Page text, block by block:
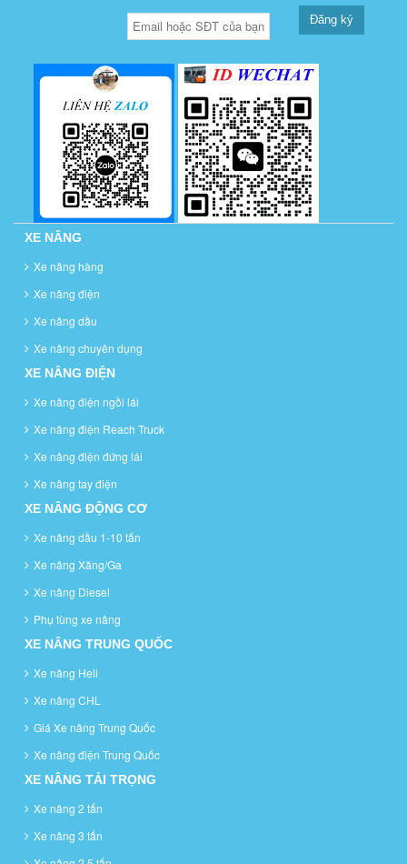
Đăng ký
XE NÂNG
Xe nâng hàng
Xe nâng điện
Xe nâng dầu
Xe nâng chuyên dụng
XE NÂNG ĐIỆN
Xe nâng điện ngồi lái
Xe nâng điện Reach Truck
Xe nâng điện đứng lái
Xe nâng tay điện
XE NÂNG ĐỘNG CƠ
Xe nâng dầu 1-10 tấn
Xe nâng Xăng/Ga
Xe nâng Diesel
Phụ tùng xe nâng
XE NÂNG TRUNG QUỐC
Xe nâng Heli
Xe nâng CHL
Giá Xe nâng Trung Quốc
Xe nâng điện Trung Quốc
XE NÂNG TẢI TRỌNG
Xe nâng 2 tấn
Xe nâng 3 tấn